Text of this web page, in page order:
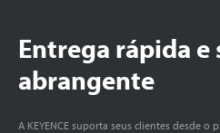
Entrega rápida
abrangente
A KEYENCE suporta seus clientes desde o